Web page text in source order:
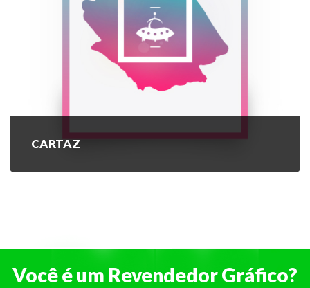
CARTAZ
Você é um Revendedor Gráfico?